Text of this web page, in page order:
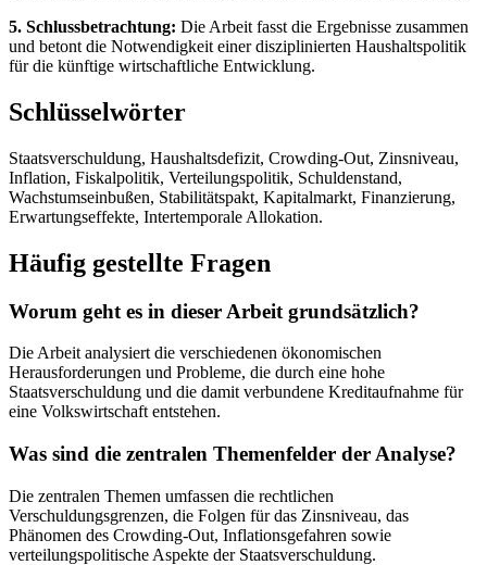
5. Schlussbetrachtung: Die Arbeit fasst die Ergebnisse zusammen
und betont die Notwendigkeit einer disziplinierten Haushaltspolitik
für die künftige wirtschaftliche Entwicklung.
Schlüsselwörter
Staatsverschuldung, Haushaltsdefizit, Crowding-Out, Zinsniveau,
Inflation, Fiskalpolitik, Verteilungspolitik, Schuldenstand,
Wachstumseinbußen, Stabilitätspakt, Kapitalmarkt, Finanzierung,
Erwartungseffekte, Intertemporale Allokation.
Häufig gestellte Fragen
Worum geht es in dieser Arbeit grundsätzlich?
Die Arbeit analysiert die verschiedenen ökonomischen
Herausforderungen und Probleme, die durch eine hohe
Staatsverschuldung und die damit verbundene Kreditaufnahme für
eine Volkswirtschaft entstehen.
Was sind die zentralen Themenfelder der Analyse?
Die zentralen Themen umfassen die rechtlichen
Verschuldungsgrenzen, die Folgen für das Zinsniveau, das
Phänomen des Crowding-Out, Inflationsgefahren sowie
verteilungspolitische Aspekte der Staatsverschuldung.